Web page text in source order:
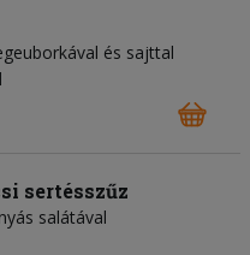
és sajttal
sertésszűz
salátával